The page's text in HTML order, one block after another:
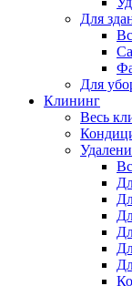
Для
Для
Клининг
Весь